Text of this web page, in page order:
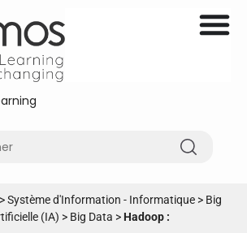
>Système d'Information - Informatique > Big
(IA) > Big Data >Hadoop :